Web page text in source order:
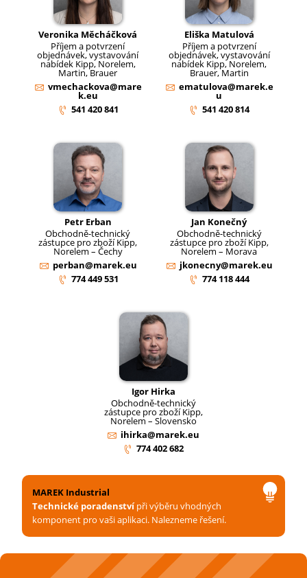
Veronika Měcháčková
Příjem a potvrzení
objednávek, vystavování
nabídek Kipp, Norelem,
Martin, Brauer
vmechackova@mare
k.eu
541 420 841
Eliška Matulová
Příjem a potvrzení
objednávek, vystavování
nabídek Kipp, Norelem,
Brauer, Martin
ematulova@marek.e
u
541 420 814
Petr Erban
Obchodně-technický
zástupce pro zboží Kipp,
Norelem – Čechy
perban@marek.eu
774 449 531
Jan Konečný
Obchodně-technický
zástupce pro zboží Kipp,
Norelem – Morava
jkonecny@marek.eu
774 118 444
Igor Hirka
Obchodně-technický
zástupce pro zboží Kipp,
Norelem – Slovensko
ihirka@marek.eu
774 402 682
MAREK Industrial
Technické poradenstvípři výběru vhodných
komponent pro vaši aplikaci. Nalezneme řešení.